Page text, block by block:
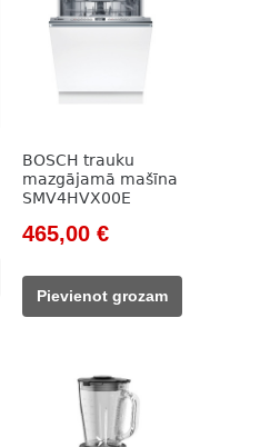
BOSCH trauku
mazgājamā mašīna
SMV4HVX00E
Original
was:
609,00 €.
465,00 €Current
465,00 €.
Pievienot grozam